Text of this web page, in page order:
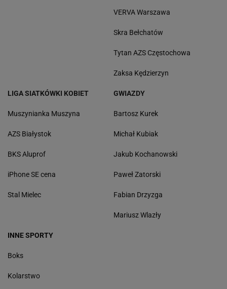
VERVA Warszawa
Skra Bełchatów
Tytan AZS Częstochowa
Zaksa Kędzierzyn
LIGA SIATKÓWKI KOBIET
Muszynianka Muszyna
AZS Białystok
BKS Aluprof
iPhone SE cena
Stal Mielec
GWIAZDY
Bartosz Kurek
Michał Kubiak
Jakub Kochanowski
Paweł Zatorski
Fabian Drzyzga
Mariusz Wlazły
INNE SPORTY
Boks
Kolarstwo